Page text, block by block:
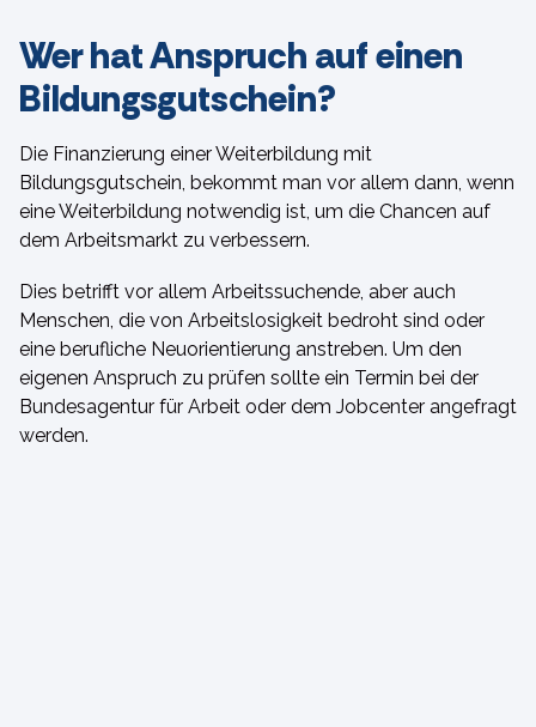
Wer hat Anspruch auf einen
Bildungsgutschein?​
Die Finanzierung einer Weiterbildung mit
Bildungsgutschein, bekommt man vor allem dann, wenn
eine Weiterbildung notwendig ist, um die Chancen auf
dem Arbeitsmarkt zu verbessern.
Dies betrifft vor allem Arbeitssuchende, aber auch
Menschen, die von Arbeitslosigkeit bedroht sind oder
eine berufliche Neuorientierung anstreben. Um den
eigenen Anspruch zu prüfen sollte ein Termin bei der
Bundesagentur für Arbeit oder dem Jobcenter angefragt
werden.